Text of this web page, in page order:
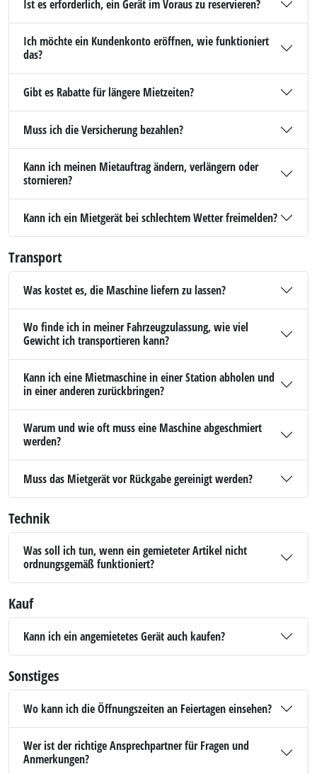
Ist es erforderlich, ein Gerät im Voraus zu reservieren?
Ich möchte ein Kundenkonto eröffnen, wie funktioniert
das?
Gibt es Rabatte für längere Mietzeiten?
Muss ich die Versicherung bezahlen?
Kann ich meinen Mietauftrag ändern, verlängern oder
stornieren?
Kann ich ein Mietgerät bei schlechtem Wetter freimelden?
Transport
Was kostet es, die Maschine liefern zu lassen?
Wo finde ich in meiner Fahrzeugzulassung, wie viel
Gewicht ich transportieren kann?
Kann ich eine Mietmaschine in einer Station abholen und
in einer anderen zurückbringen?
Warum und wie oft muss eine Maschine abgeschmiert
werden?
Muss das Mietgerät vor Rückgabe gereinigt werden?
Technik
Was soll ich tun, wenn ein gemieteter Artikel nicht
ordnungsgemäß funktioniert?
Kauf
Kann ich ein angemietetes Gerät auch kaufen?
Sonstiges
Wo kann ich die Öffnungszeiten an Feiertagen einsehen?
Wer ist der richtige Ansprechpartner für Fragen und
Anmerkungen?